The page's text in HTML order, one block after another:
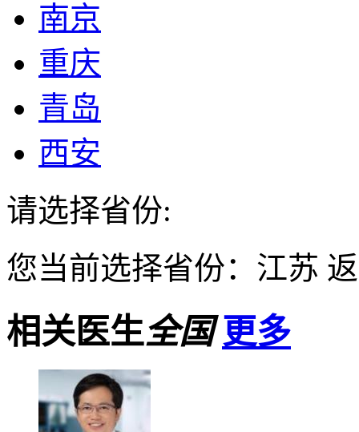
南京
重庆
青岛
西安
请选择省份:
您当前选择省份： 江苏
相关医生全国 更多